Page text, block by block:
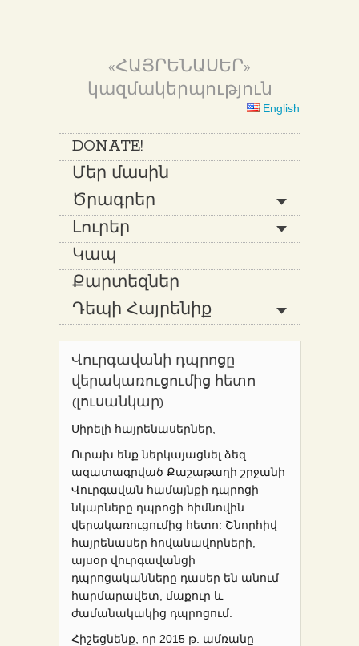
«ՀԱՅՐԵՆԱՍԵՐ»
կազմակերպություն
English
DONATE!
Մեր մասին
Ծրագրեր
Լուրեր
Կապ
Քարտեզներ
Դեպի Հայրենիք
Վուրգավանի դպրոցը
վերակառուցումից հետո
(լուսանկար)
Սիրելի հայրենասերներ,
Ուրախ ենք ներկայացնել ձեզ
ազատագրված Քաշաթաղի շրջանի
Վուրգավան համայնքի դպրոցի
նկարները դպրոցի հիմնովին
վերակառուցումից հետո: Շնորհիվ
հայրենասեր հովանավորների,
այսօր վուրգավանցի
դպրոցականները դասեր են անում
հարմարավետ, մաքուր և
ժամանակակից դպրոցում:
Հիշեցնենք, որ 2015 թ. ամռանը